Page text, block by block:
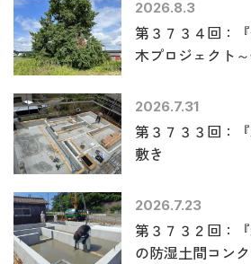
2026.8.3
第３７３４回：
木プロジェクト
2026.7.31
第３７３３回：
敷き
2026.7.23
第３７３２回：
の防湿土間コン